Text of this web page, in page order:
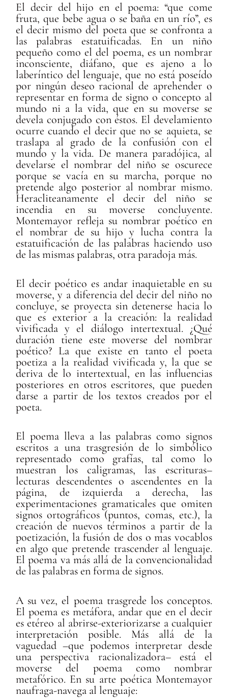
El decir del hijo en el poema: “que come
fruta, que bebe agua o se baña en un río”, es
el decir mismo del poeta que se confronta a
las palabras estatuificadas. En un niño
pequeño como el del poema, es un nombrar
inconsciente, diáfano, que es ajeno a lo
laberíntico del lenguaje, que no está poseído
por ningún deseo racional de aprehender o
representar en forma de signo o concepto al
mundo ni a la vida, que en su moverse se
devela conjugado con éstos. El develamiento
ocurre cuando el decir que no se aquieta, se
traslapa al grado de la confusión con el
mundo y la vida. De manera paradójica, al
develarse el nombrar del niño se oscurece
porque se vacía en su marcha, porque no
pretende algo posterior al nombrar mismo.
Heracliteanamente el decir del niño se
incendia en su moverse concluyente.
Montemayor refleja su nombrar poético en
el nombrar de su hijo y lucha contra la
estatuificación de las palabras haciendo uso
de las mismas palabras, otra paradoja más.
El decir poético es andar inaquietable en su
moverse, y a diferencia del decir del niño no
concluye, se proyecta sin detenerse hacia lo
que es exterior a la creación: la realidad
vivificada y el diálogo intertextual. ¿Qué
duración tiene este moverse del nombrar
poético? La que existe en tanto el poeta
poetiza a la realidad vivificada y, la que se
deriva de lo intertextual, en las influencias
posteriores en otros escritores, que pueden
darse a partir de los textos creados por el
poeta.
El poema lleva a las palabras como signos
escritos a una trasgresión de lo simbólico
representado como grafías, tal como lo
muestran los caligramas, las escrituras–
lecturas descendentes o ascendentes en la
página, de izquierda a derecha, las
experimentaciones gramaticales que omiten
signos ortográficos (puntos, comas, etc.), la
creación de nuevos términos a partir de la
poetización, la fusión de dos o mas vocablos
en algo que pretende trascender al lenguaje.
El poema va más allá de la convencionalidad
de las palabras en forma de signos.
A su vez, el poema trasgrede los conceptos.
El poema es metáfora, andar que en el decir
es etéreo al abrirse-exteriorizarse a cualquier
interpretación posible. Más allá de la
vaguedad –que podemos interpretar desde
una perspectiva racionalizadora– está el
moverse del poema como nombrar
metafórico. En su arte poética Montemayor
naufraga-navega al lenguaje: